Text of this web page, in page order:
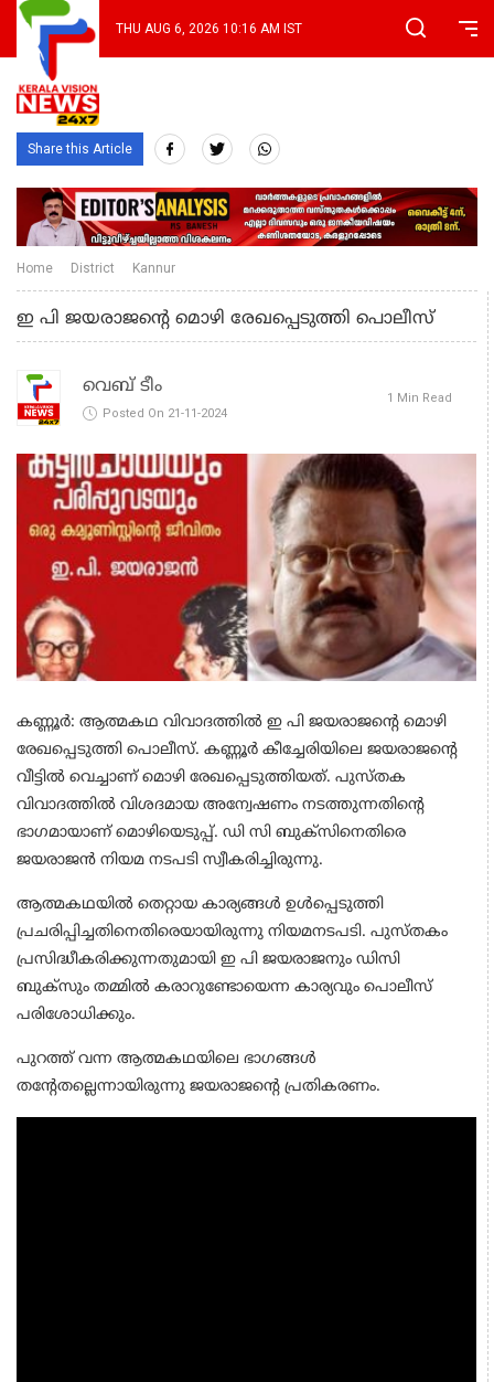
THU AUG 6, 2026 10:16 AM IST
Share this Article
Home District Kannur
ഇ പി ജയരാജന്റെ മൊഴി രേഖപ്പെടുത്തി പൊലീസ്
വെബ് ടീം
Posted On 21-11-2024
1 Min Read
കണ്ണൂർ: ആത്മകഥ വിവാദത്തിൽ ഇ പി ജയരാജന്റെ മൊഴി
രേഖപ്പെടുത്തി പൊലീസ്. കണ്ണൂർ കീച്ചേരിയിലെ ജയരാജന്റെ
വീട്ടിൽ വെച്ചാണ് മൊഴി രേഖപ്പെടുത്തിയത്. പുസ്തക
വിവാദത്തിൽ വിശദമായ അന്വേഷണം നടത്തുന്നതിന്റെ
ഭാഗമായാണ് മൊഴിയെടുപ്പ്. ഡി സി ബുക്സിനെതിരെ
ജയരാജൻ നിയമ നടപടി സ്വീകരിച്ചിരുന്നു.
ആത്മകഥയിൽ തെറ്റായ കാര്യങ്ങൾ ഉൾപ്പെടുത്തി
പ്രചരിപ്പിച്ചതിനെതിരെയായിരുന്നു നിയമനടപടി. പുസ്തകം
പ്രസിദ്ധീകരിക്കുന്നതുമായി ഇ പി ജയരാജനും ഡിസി
ബുക്‌സും തമ്മില്‍ കരാറുണ്ടോയെന്ന കാര്യവും പൊലീസ്
പരിശോധിക്കും.
പുറത്ത് വന്ന ആത്മകഥയിലെ ഭാഗങ്ങൾ
തൻ്റേതല്ലെന്നായിരുന്നു ജയരാജന്‍റെ പ്രതികരണം.